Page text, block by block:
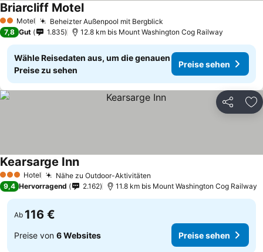
2 SterneMotel Beheizter Außenpool mit Bergblick
Briarcliff MotelPreise sehen
7,8 Gut 1.835 12.8 km bis Mount Washington Cog Railway
Wähle Reisedaten aus, um die genauen
Preise zu sehen
Preise sehen
Teilen
3 SterneHotel Nähe zu Outdoor-Aktivitäten
Kearsarge InnPreise sehen
9,4 Hervorragend 2.162 11.8 km bis Mount Washington Cog Railway
Ab 116 €
Preise von 6 Websites Preise sehen